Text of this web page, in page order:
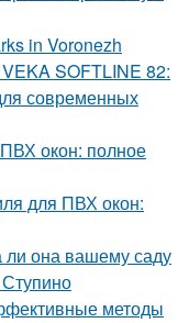
in Voronezh
SOFTLINE 82:
современных
окон: полное
для ПВХ окон:
ли она вашему саду
методы